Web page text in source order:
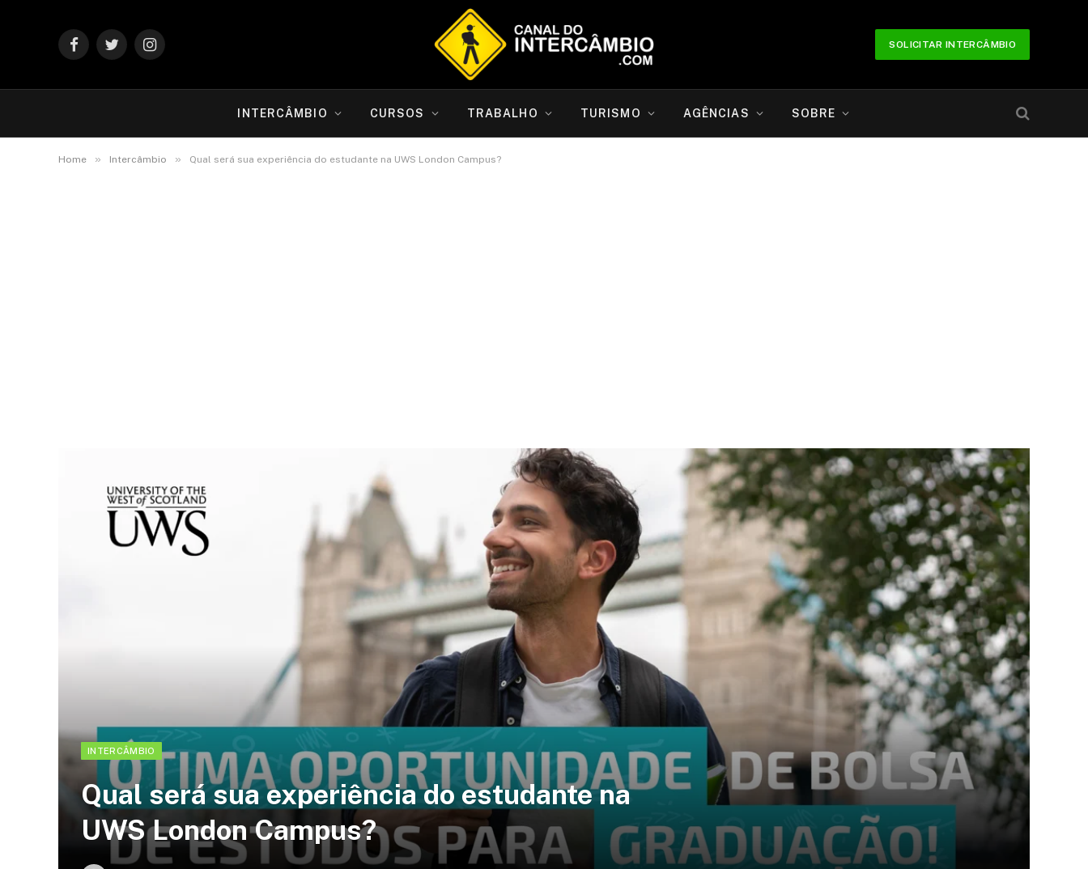
FacebookTwitterInstagram
SOLICITAR INTERCÂMBIO
INTERCÂMBIO CURSOS TRABALHO TURISMO AGÊNCIAS SOBRE
Home » Intercâmbio » Qual será sua experiência do estudante na UWS London Campus?
INTERCÂMBIO
Qual será sua experiência do estudante na
UWS London Campus?